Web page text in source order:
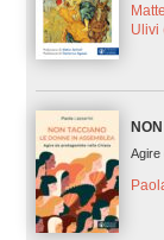
Ulivi
Agire